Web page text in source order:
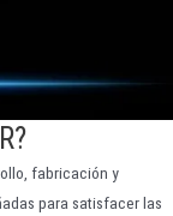
fabricación y
para satisfacer las